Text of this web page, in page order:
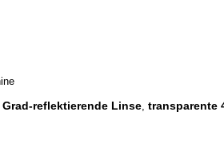
Grad-reflektierende Linse, transparente